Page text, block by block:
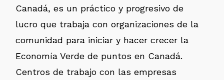
Canadá, es un práctico y progresivo de
lucro que trabaja con organizaciones de la
comunidad para iniciar y hacer crecer la
Economía Verde de puntos en Canadá.
Centros de trabajo con las empresas